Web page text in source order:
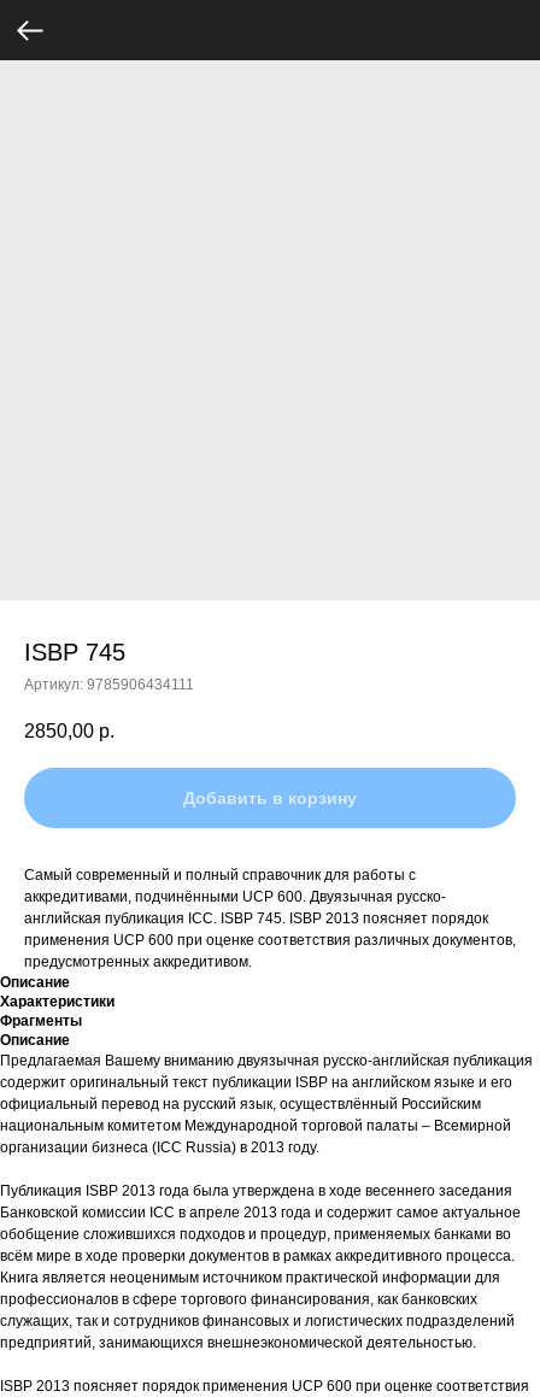
ISBP 745
Артикул: 9785906434111
2850,00 р.
Добавить в корзину
Самый современный и полный справочник для работы с
аккредитивами, подчинёнными UCP 600. Двуязычная русско-
английская публикация ICC. ISBP 745. ISBP 2013 поясняет порядок
применения UCP 600 при оценке соответствия различных документов,
предусмотренных аккредитивом.
Описание
Характеристики
Фрагменты
Описание
Предлагаемая Вашему вниманию двуязычная русско-английская публикация
содержит оригинальный текст публикации ISBP на английском языке и его
официальный перевод на русский язык, осуществлённый Российским
национальным комитетом Международной торговой палаты – Всемирной
организации бизнеса (ICC Russia) в 2013 году.
Публикация ISBP 2013 года была утверждена в ходе весеннего заседания
Банковской комиссии ICC в апреле 2013 года и содержит самое актуальное
обобщение сложившихся подходов и процедур, применяемых банками во
всём мире в ходе проверки документов в рамках аккредитивного процесса.
Книга является неоценимым источником практической информации для
профессионалов в сфере торгового финансирования, как банковских
служащих, так и сотрудников финансовых и логистических подразделений
предприятий, занимающихся внешнеэкономической деятельностью.
ISBP 2013 поясняет порядок применения UCP 600 при оценке соответствия